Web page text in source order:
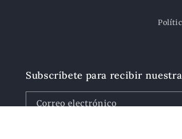
Subscríbete para recibir
Correo electrónico